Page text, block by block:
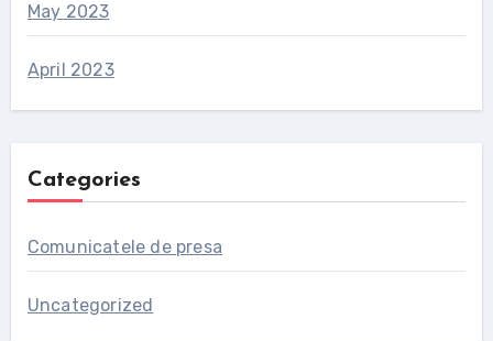
May 2023
April 2023
Categories
Comunicatele de presa
Uncategorized